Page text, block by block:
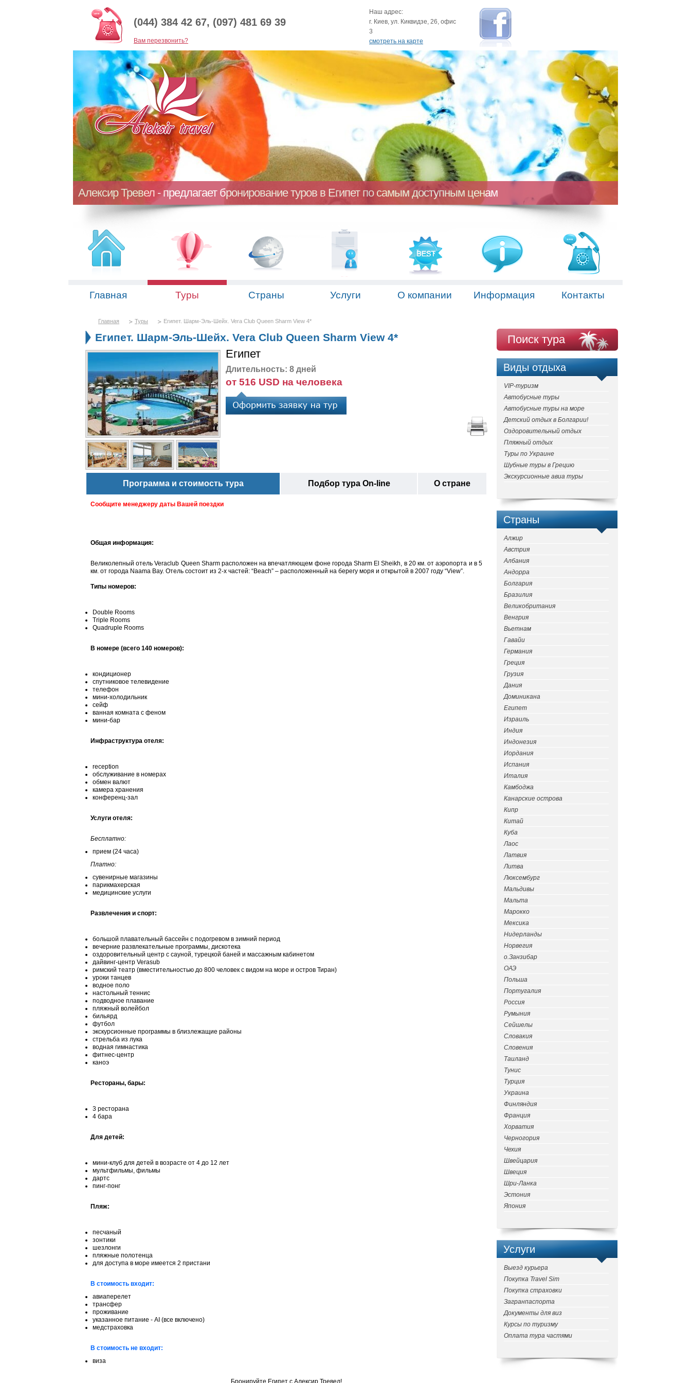
(044) 384 42 67, (097) 481 69 39
Baм перезвонить?
Наш адрес:
г. Киев, ул. Киквидзе, 26, офис
3
смотреть на карте
Главная Туры Страны Услуги О компании Информация Контакты
Главная Туры Египет. Шарм-Эль-Шейх. Vera Club Queen Sharm View 4*
Египет. Шарм-Эль-Шейх. Vera Club Queen Sharm View 4*
Египет
Длительность: 8 дней
от 516 USD на человека
Программа и стоимость тура Подбор тура On-line О стране
Сообщите менеджеру даты Вашей поездки
Общая информация:
Великолепный отель Veraclub Queen Sharm расположен на впечатляющем фоне города Sharm El Sheikh, в 20 км. от аэропорта и в 5
км. от города Naama Bay. Отель состоит из 2-х частей: “Beach” – расположенный на берегу моря и открытой в 2007 году “View”.
Типы номеров:
Double Rooms
Triple Rooms
Quadruple Rooms
В номере (всего 140 номеров):
кондиционер
спутниковое телевидение
телефон
мини-холодильник
сейф
ванная комната с феном
мини-бар
Инфраструктура отеля:
reception
обслуживание в номерах
обмен валют
камера хранения
конференц-зал
Услуги отеля:
Бесплатно:
прием (24 часа)
Платно:
сувенирные магазины
парикмахерская
медицинские услуги
Развлечения и спорт:
большой плавательный бассейн с подогревом в зимний период
вечерние развлекательные программы, дискотека
оздоровительный центр с сауной, турецкой баней и массажным кабинетом
дайвинг-центр Verasub
римский театр (вместительностью до 800 человек с видом на море и остров Тиран)
уроки танцев
водное поло
настольный теннис
подводное плавание
пляжный волейбол
бильярд
футбол
экскурсионные программы в близлежащие районы
стрельба из лука
водная гимнастика
фитнес-центр
каноэ
Рестораны, бары:
3 ресторана
4 бара
Для детей:
мини-клуб для детей в возрасте от 4 до 12 лет
мультфильмы, фильмы
дартс
пинг-понг
Пляж:
песчаный
зонтики
шезлонги
пляжные полотенца
для доступа в море имеется 2 пристани
В стоимость входит:
авиаперелет
трансфер
проживание
указанное питание - AI (все включено)
медстраховка
В стоимость не входит:
виза
Бронируйте Египет с Алексир Тревел!
Поиск тура
Виды отдыха
VIP-туризм
Автобусные туры
Автобусные туры на море
Детский отдых в Болгарии!
Оздоровительный отдых
Пляжный отдых
Туры по Украине
Шубные туры в Грецию
Экскурсионные авиа туры
Страны
Алжир
Австрия
Албания
Андорра
Болгария
Бразилия
Великобритания
Венгрия
Вьетнам
Гавайи
Германия
Греция
Грузия
Дания
Доминикана
Египет
Израиль
Индия
Индонезия
Иордания
Испания
Италия
Камбоджа
Канарские острова
Кипр
Китай
Куба
Лаос
Латвия
Литва
Люксембург
Мальдивы
Мальта
Марокко
Мексика
Нидерланды
Норвегия
о.Занзибар
ОАЭ
Польша
Португалия
Россия
Румыния
Сейшелы
Словакия
Словения
Таиланд
Тунис
Турция
Украина
Финляндия
Франция
Хорватия
Черногория
Чехия
Швейцария
Швеция
Шри-Ланка
Эстония
Япония
Услуги
Выезд курьера
Покупка Travel Sim
Покупка страховки
Загранпаспорта
Документы для виз
Курсы по туризму
Оплата тура частями